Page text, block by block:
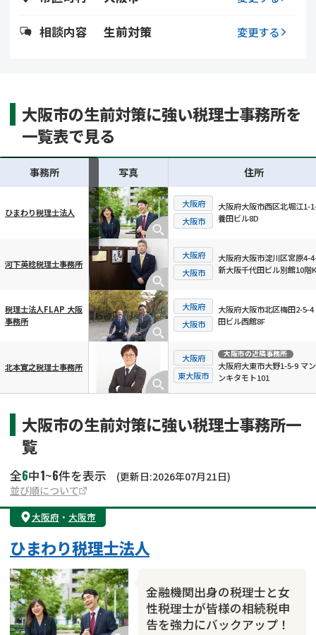
相談内容 生前対策 変更する
大阪市の生前対策に強い税理士事務所を
一覧表で見る
横スクロール可能
事務所 写真 住所
ひまわり税理士法人
大阪府
大阪市
大阪府大阪市西区北堀江1-
養田ビル8D
河下英稔税理士事務所
大阪府
大阪市
大阪府大阪市淀川区宮原4-
新大阪千代田ビル別館10階
税理士法人FLAP 大阪
事務所
大阪府
大阪市
大阪府大阪市北区梅田2-5-4
田ビル西館8F
北本寛之税理士事務所
大阪府
東大阪市
大阪市の近隣事務所
大阪府大東市大野1-5-9 マ
ンキタモト101
大阪市の生前対策に強い税理士事務所一
覧
全6中1~6件を表示
(更新日:2026年07月21日)
並び順について
大阪府・ 大阪市
金融機関出身の税理士と女
性税理士が皆様の相続税申
告を強力にバックアップ！
ひまわり税理士法人